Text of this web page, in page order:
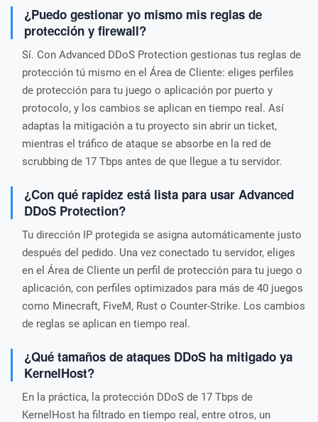
¿Puedo gestionar yo mismo mis reglas de
protección y firewall?
Sí. Con Advanced DDoS Protection gestionas tus reglas de
protección tú mismo en el Área de Cliente: eliges perfiles
de protección para tu juego o aplicación por puerto y
protocolo, y los cambios se aplican en tiempo real. Así
adaptas la mitigación a tu proyecto sin abrir un ticket,
mientras el tráfico de ataque se absorbe en la red de
scrubbing de 17 Tbps antes de que llegue a tu servidor.
¿Con qué rapidez está lista para usar Advanced
DDoS Protection?
Tu dirección IP protegida se asigna automáticamente justo
después del pedido. Una vez conectado tu servidor, eliges
en el Área de Cliente un perfil de protección para tu juego o
aplicación, con perfiles optimizados para más de 40 juegos
como Minecraft, FiveM, Rust o Counter-Strike. Los cambios
de reglas se aplican en tiempo real.
¿Qué tamaños de ataques DDoS ha mitigado ya
KernelHost?
En la práctica, la protección DDoS de 17 Tbps de
KernelHost ha filtrado en tiempo real, entre otros, un